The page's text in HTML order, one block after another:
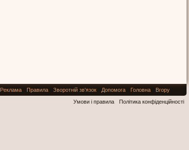
Реклама Правила Зворотній зв'язок Допомога Головна
Вгору
Умови і правила
Політика конфіденційності